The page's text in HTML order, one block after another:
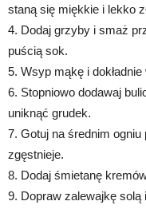
staną się miękkie i lekko
4. Dodaj grzyby i smaż
puścią sok.
5. Wsyp mąkę i
6. Stopniowo dodawaj
uniknąć grudek.
7. Gotuj na średnim ogniu
zgęstnieje.
8. Dodaj śmietanę
9. Dopraw zalewajkę solą